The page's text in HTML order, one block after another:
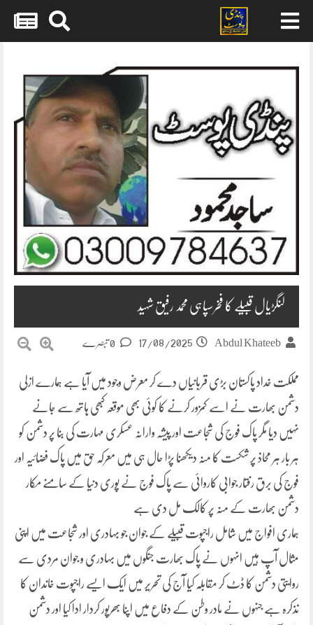
content
لنگڑیال قبیلے کا فخرسپاہی محمد رفیق شہید
Abdul Khateeb
17/08/2025
مملکت خداد پاکستان بڑی قربانیاں دے کر معرض وجود میں آیا ہے ہمارے ازلی
دشمن بھارت نے اسے کمزور کرنے کا کوئی بھی موقعہ کبھی ہاتھ سے جانے
نہیں دیا مگر پاک فوج کی شجاعت اور پیشہ وارانہ عسکری مہارت کی بنا پر دشمن کو
ہر بار ہر محاذ پر شکست کا منہ دیکھنا پڑا حال ہی میں معرکہ حق میں پاک فضائیہ اور
فوج کی برق رفتار جوابی کاروائی سے پاک فوج نے پوری دنیا کے سامنے مکار
دشمن بھارت کے منہ پر کالک مل دی ہے
ہماری افواج میں شامل راجپوت قبیلے کے جوان جو بہادری اور شجاعت میں اپنی
مثال آپ ہیں انہوں نے پاک بھارت جنگوں میں بہادری و جوان مردی سے
روایتی دشمن کا ڈٹ کر مقابلہ کیا آج کی تحریر میں ایک ایسے راجپوت خاندان کا
تذکرہ ہے جنہوں نے مادر وطن کے دفاع میں اپنا بھرپور کردار ادا کیا اور دشمن